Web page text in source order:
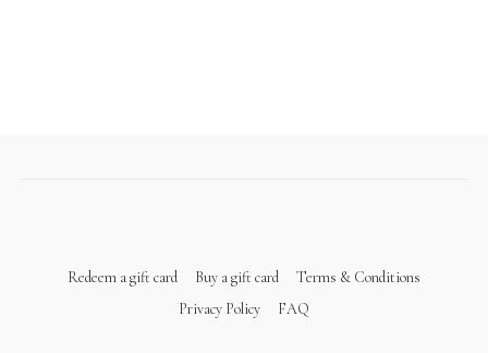
Redeem a gift card Buy a gift card
Terms & Conditions
Privacy Policy
FAQ